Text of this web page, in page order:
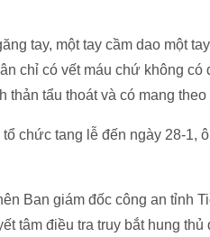
tay, một tay cầm dao một
chỉ có vết máu chứ không có
thản tẩu thoát và có mang
chức tang lễ đến ngày 28-1,
Ban giám đốc công an tỉnh
tâm điều tra truy bắt hung